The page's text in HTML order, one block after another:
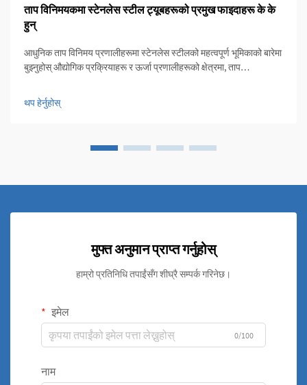
ताप विनिमयकमा स्टेनलेस स्टील ट्यूबहरूको प्रमुख फाइदाहरू के के
हुन्
आधुनिक ताप विनिमय प्रणालीहरूमा स्टेनलेस स्टीलको महत्वपूर्ण भूमिकाको बारेमा
बुझ्नुहोस् औद्योगिक प्रक्रियाहरू र ऊर्जा प्रणालीहरूको क्षेत्रमा, ताप
प्रणालीहरूको केन्द्रमा...
थप हेर्नुहोस्
मुफ्त अनुमान प्राप्त गर्नुहोस्
हाम्रो प्रतिनिधि तपाईंसँग शीघ्रै सम्पर्क गरिनेछ।
इमेल
0/100
नाम